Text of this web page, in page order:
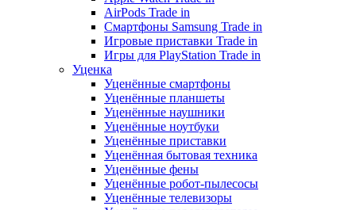
AirPods Trade in
Смартфоны Samsung Trade in
Игровые приставки Trade in
Игры для PlayStation Trade in
Уценка
Уценённые смартфоны
Уценённые планшеты
Уценённые наушники
Уценённые ноутбуки
Уценённые приставки
Уценённая бытовая техника
Уценённые фены
Уценённые робот-пылесосы
Уценённые телевизоры